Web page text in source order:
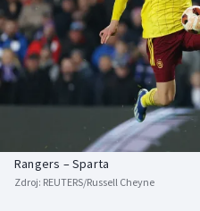
Americký fotbal
Baseball a softbal
Biatlon
NEPŘEHLÉDNĚTE
Soutěže
Historické návraty
Aplikace ČT sport
Rangers – Sparta
Zdroj: REUTERS/Russell Cheyne